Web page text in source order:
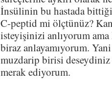
İnsülinin bu hastada
C-peptid mi ölçtünüz?
isteyişinizi anlıyorum
biraz anlayamıyorum.
muzdarip birisi
merak ediyorum.